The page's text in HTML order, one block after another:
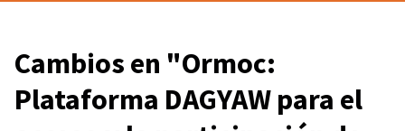
Cambios en "Ormoc:
Plataforma DAGYAW para el